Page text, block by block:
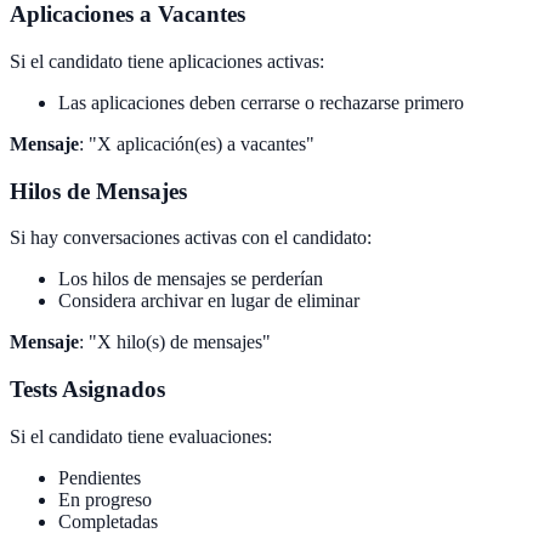
Aplicaciones a Vacantes
Si el candidato tiene aplicaciones activas:
Las aplicaciones deben cerrarse o rechazarse primero
Mensaje: "X aplicación(es) a vacantes"
Hilos de Mensajes
Si hay conversaciones activas con el candidato:
Los hilos de mensajes se perderían
Considera archivar en lugar de eliminar
Mensaje: "X hilo(s) de mensajes"
Tests Asignados
Si el candidato tiene evaluaciones:
Pendientes
En progreso
Completadas